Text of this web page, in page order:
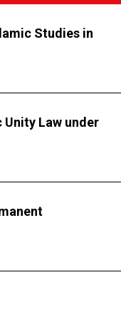
Studies in
Unity Law under